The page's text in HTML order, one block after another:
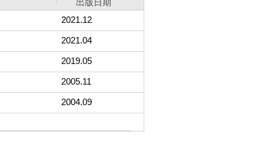
出版日期
2021.12
2021.04
2019.05
2005.11
2004.09